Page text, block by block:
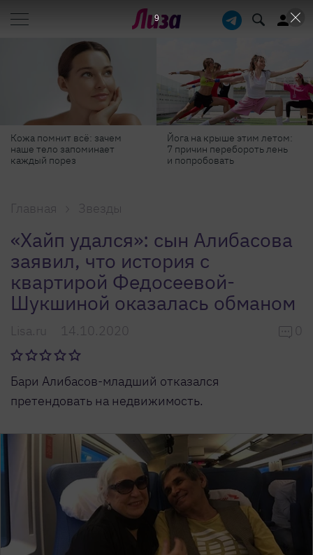
Йога на крыше этим летом:
7 причин перебороть лень
и попробовать
Готовь как шеф-повар: 6
профессиональных
секретов, которые помогут
Главная Звезды
«Хайп удался»: сын Алибасова
заявил, что история с
квартирой Федосеевой-
Шукшиной оказалась обманом
Lisa.ru 14.10.2020 0
Бари Алибасов-младший отказался
претендовать на недвижимость.
8